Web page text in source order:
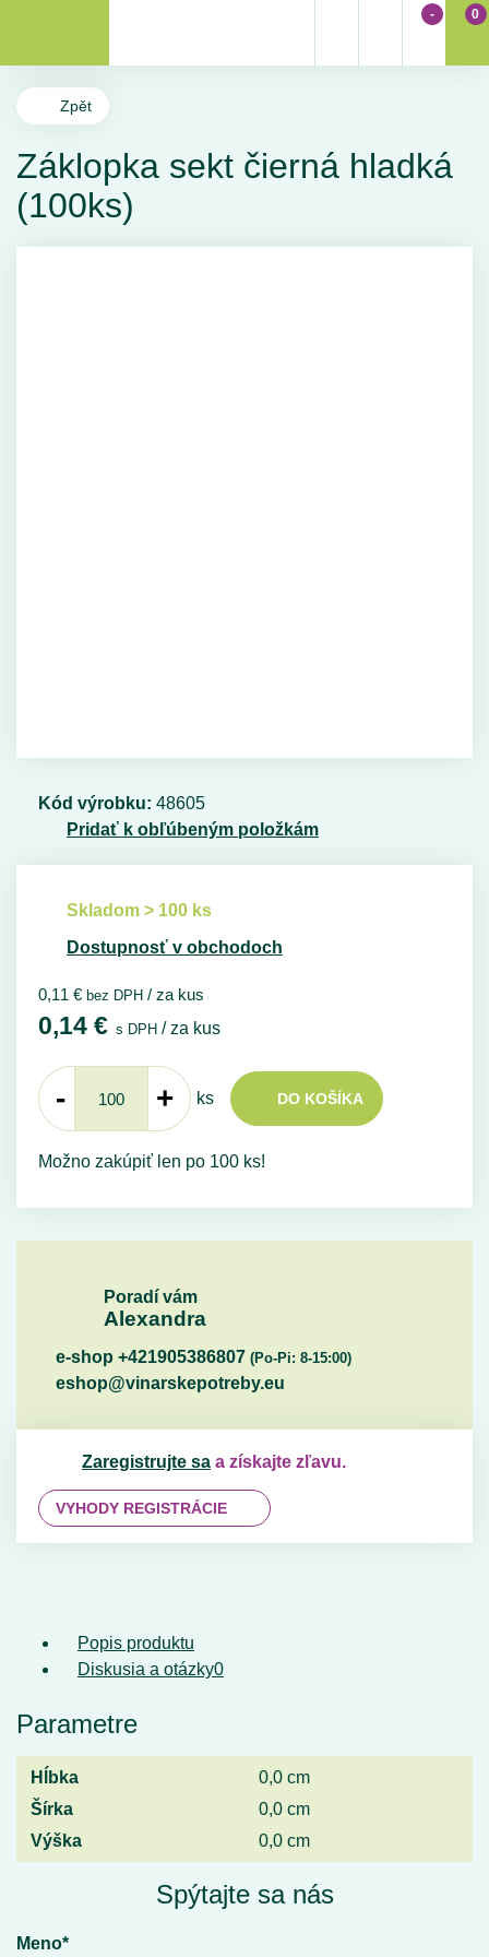
- 0
Zpět
Záklopka sekt čierná hladká
(100ks)
Kód výrobku: 48605
Pridať k obľúbeným položkám
Skladom > 100 ks
Dostupnosť v obchodoch
0,11 € bez DPH / za kus
0,14 € s DPH/ za kus
- + ks DO KOŠÍKA
Možno zakúpiť len po 100 ks!
Poradí vám
Alexandra
e-shop +421905386807 (Po-Pi: 8-15:00)
eshop@vinarskepotreby.eu
Zaregistrujte sa a získajte zľavu.
VYHODY REGISTRÁCIE
Popis produktu
Diskusia a otázky0
Parametre
Hĺbka
0,0 cm
Šírka
0,0 cm
Výška
0,0 cm
Spýtajte sa nás
Meno*